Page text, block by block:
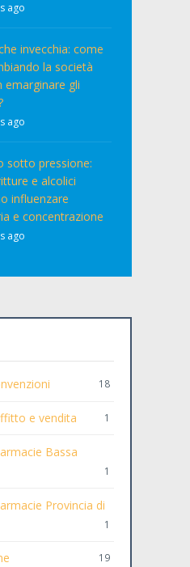
ago
invecchia: come
la società
emarginare gli
ago
sotto pressione:
e alcolici
influenzare
e concentrazione
ago
18
e vendita 1
Bassa
1
Provincia di
1
19